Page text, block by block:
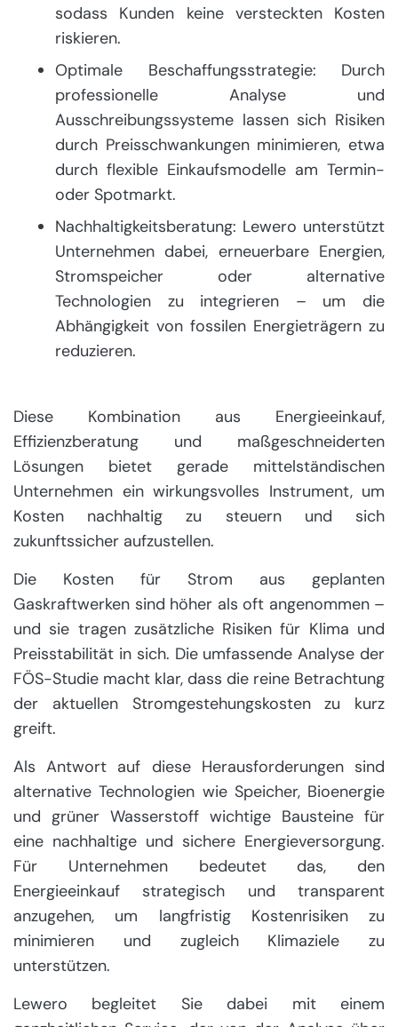
sodass Kunden keine versteckten Kosten
riskieren.
Optimale Beschaffungsstrategie: Durch
professionelle Analyse und
Ausschreibungssysteme lassen sich Risiken
durch Preisschwankungen minimieren, etwa
durch flexible Einkaufsmodelle am Termin-
oder Spotmarkt.
Nachhaltigkeitsberatung: Lewero unterstützt
Unternehmen dabei, erneuerbare Energien,
Stromspeicher oder alternative
Technologien zu integrieren – um die
Abhängigkeit von fossilen Energieträgern zu
reduzieren.
Diese Kombination aus Energieeinkauf,
Effizienzberatung und maßgeschneiderten
Lösungen bietet gerade mittelständischen
Unternehmen ein wirkungsvolles Instrument, um
Kosten nachhaltig zu steuern und sich
zukunftssicher aufzustellen.
Die Kosten für Strom aus geplanten
Gaskraftwerken sind höher als oft angenommen –
und sie tragen zusätzliche Risiken für Klima und
Preisstabilität in sich. Die umfassende Analyse der
FÖS-Studie macht klar, dass die reine Betrachtung
der aktuellen Stromgestehungskosten zu kurz
greift.
Als Antwort auf diese Herausforderungen sind
alternative Technologien wie Speicher, Bioenergie
und grüner Wasserstoff wichtige Bausteine für
eine nachhaltige und sichere Energieversorgung.
Für Unternehmen bedeutet das, den
Energieeinkauf strategisch und transparent
anzugehen, um langfristig Kostenrisiken zu
minimieren und zugleich Klimaziele zu
unterstützen.
Lewero begleitet Sie dabei mit einem